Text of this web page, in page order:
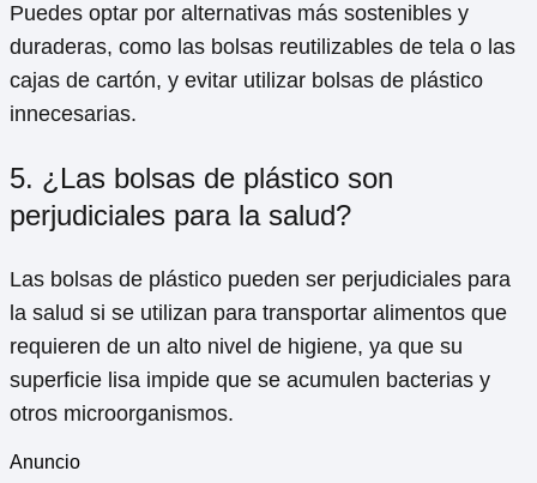
Puedes optar por alternativas más sostenibles y
duraderas, como las bolsas reutilizables de tela o las
cajas de cartón, y evitar utilizar bolsas de plástico
innecesarias.
5. ¿Las bolsas de plástico son
perjudiciales para la salud?
Las bolsas de plástico pueden ser perjudiciales para
la salud si se utilizan para transportar alimentos que
requieren de un alto nivel de higiene, ya que su
superficie lisa impide que se acumulen bacterias y
otros microorganismos.
Anuncio